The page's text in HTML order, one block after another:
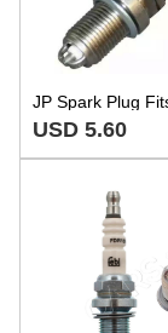
USD 5.60